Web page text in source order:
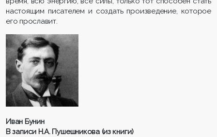
настоящим писателем и создать произведение, которое
его прославит.
Иван Бунин
В записи Н.А. Пушешникова (из книги)